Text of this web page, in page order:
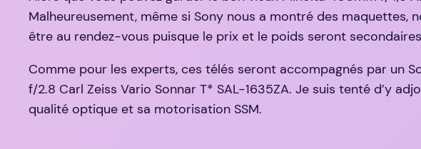
Malheureusement, même si Sony nous a montré des
être au rendez-vous puisque le prix et le poids seront
Comme pour les experts, ces télés seront accompagnés par un
f/2.8 Carl Zeiss Vario Sonnar T* SAL-1635ZA. Je suis tenté d’y
qualité optique et sa motorisation SSM.